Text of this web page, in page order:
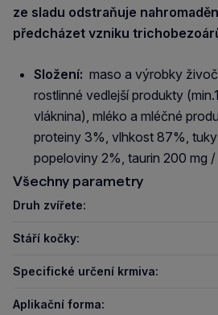
ze sladu odstraňuje
předcházet vzniku
Složení: maso a výrobky
rostlinné vedlejší produkty
vláknina), mléko a mléčné
proteiny 3%, vlhkost 87%,
popeloviny 2%, taurin 200 mg /
Všechny parametry
Druh zvířete:
Stáří kočky:
Specifické určení krmiva:
Aplikační forma: